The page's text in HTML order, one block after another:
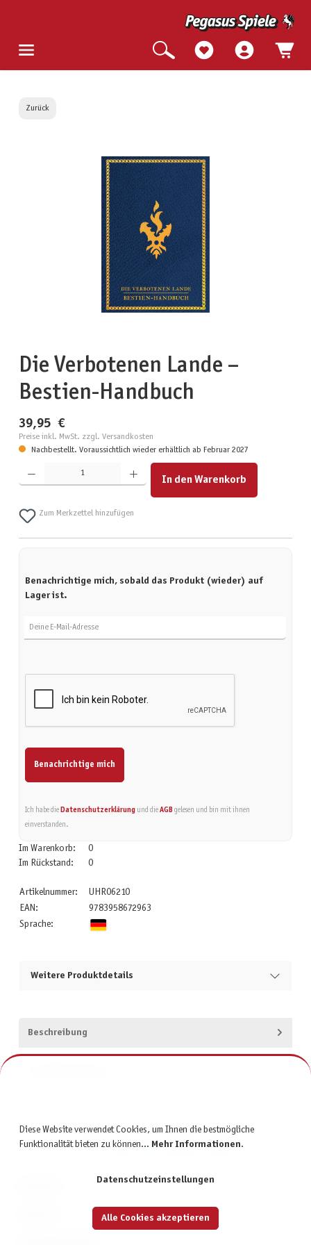
Zurück
Bildergalerie überspringen
Die Verbotenen Lande –
Bestien-Handbuch
39,95 €
Preise inkl. MwSt. zzgl. Versandkosten
Nachbestellt. Voraussichtlich wieder erhältlich ab Februar 2027
Produkt Anzahl: Gib den gewünschten Wert ein oder benutze die Schaltflächen um die Anzahl zu
In den Warenkorb
Zum Merkzettel hinzufügen
Benachrichtige mich, sobald das Produkt (wieder) auf
Lager ist.
Benachrichtige mich
Ich habe die Datenschutzerklärungund die AGBgelesen und bin mit ihnen
einverstanden.
Im Warenkorb:
0
Im Rückstand:
0
Artikelnummer:
UHR06210
EAN:
9783958672963
Sprache:
Weitere Produktdetails
Beschreibung
Diese Website verwendet Cookies, um Ihnen die bestmögliche
Funktionalität bieten zu können... Mehr Informationen.
Datenschutzeinstellungen
Alle Cookies akzeptieren